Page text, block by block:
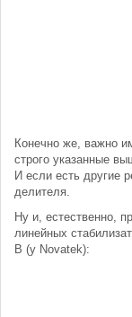
Конечно же, важно
строго указанные
И если есть другие
делителя.
Ну и, естественно,
линейных
В (у Novatek):